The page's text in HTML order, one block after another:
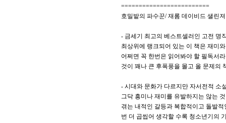
=========================
호밀밭의 파수꾼/ 재롬 데이비드 샐린져
- 금세기 최고의 베스트셀러인 고전 명
최상위에 랭크되어 있는 이 책은 재미
어쩌면 꼭 한번은 읽어봐야 할 필독서
것이 꽤나 큰 후폭풍을 몰고 올 문제의
- 시대와 문화가 다르지만 자서전적 소
그닥 흥미나 재미를 유발하지는 않는
겪는 내적인 갈등과 복합적이고 돌발
번 더 곱씹어 생각할 수록 청소년기의